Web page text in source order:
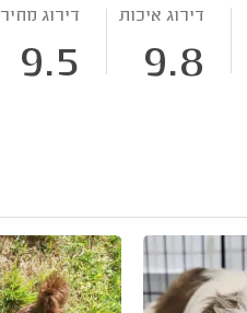
דירוג איכות
9.8
דירוג מחיר
9.5